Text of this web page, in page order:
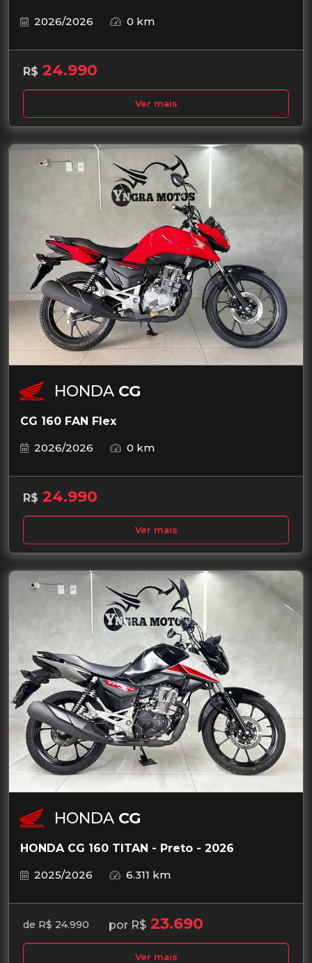
2026/2026
0 km
R$ 24.990
Ver mais
HONDA CG
CG 160 FAN Flex
2026/2026
0 km
R$ 24.990
Ver mais
HONDA CG
HONDA CG 160 TITAN - Preto - 2026
2025/2026
6.311 km
de R$ 24.990 por R$ 23.690
Ver mais